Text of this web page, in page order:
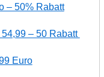
– 50% Rabatt
– 50 Rabatt
Euro